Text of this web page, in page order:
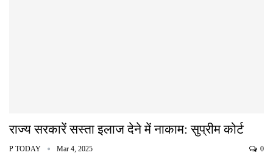
राज्य सरकारें सस्ता इलाज देने में नाकाम: सुप्रीम कोर्ट
P TODAY Mar 4, 2025 0